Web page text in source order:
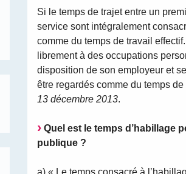
Si le temps de trajet entre un
service sont intégralement
comme du temps de travail
librement à des occupations
disposition de son employeur et
être regardés comme du temps de
13 décembre 2013.
Quel est le temps d’habillage
publique ?